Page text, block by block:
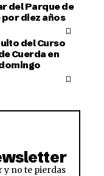
del Parque de
por diez años
del Curso
Cuerda en
y no te pierdas